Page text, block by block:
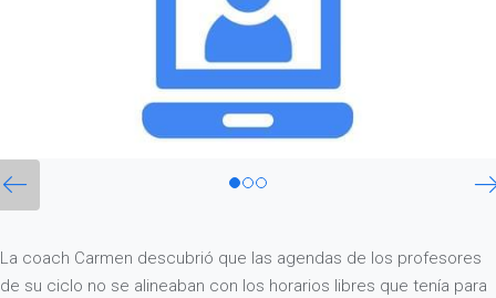
La coach Carmen descubrió que las agendas de los profesores
de su ciclo no se alineaban con los horarios libres que tenía para